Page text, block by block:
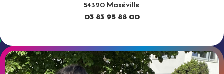
54320 Maxéville
03 83 95 88 00